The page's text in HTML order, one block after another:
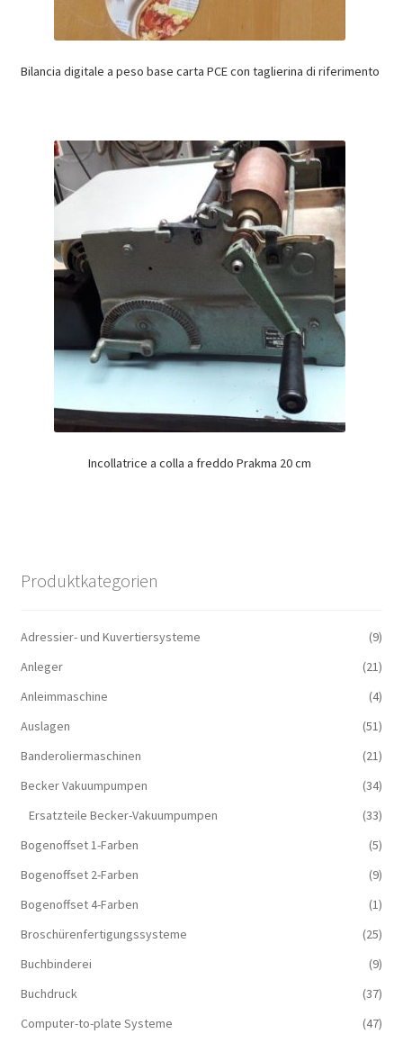
Bilancia digitale a peso base carta PCE con taglierina di riferimento
Incollatrice a colla a freddo Prakma 20 cm
Produktkategorien
Adressier- und Kuvertiersysteme
(9)
Anleger
(21)
Anleimmaschine
(4)
Auslagen
(51)
Banderoliermaschinen
(21)
Becker Vakuumpumpen
(34)
Ersatzteile Becker-Vakuumpumpen
(33)
Bogenoffset 1-Farben
(5)
Bogenoffset 2-Farben
(9)
Bogenoffset 4-Farben
(1)
Broschürenfertigungssysteme
(25)
Buchbinderei
(9)
Buchdruck
(37)
Computer-to-plate Systeme
(47)